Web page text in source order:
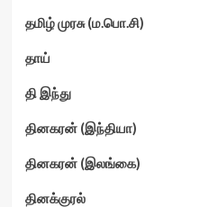
தமிழ் முரசு (ம.பொ.சி)
தாய்
தி இந்து
தினகரன் (இந்தியா)
தினகரன் (இலங்கை)
தினக்குரல்